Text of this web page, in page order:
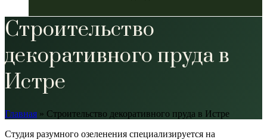
Строительство
декоративного пруда в
Истре
Главная » Строительство декоративного пруда в Истре
Студия разумного озеленения специализируется на